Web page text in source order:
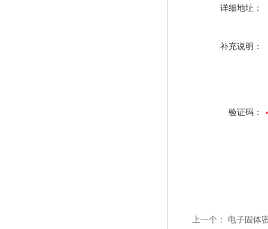
详细地址：
补充说明：
验证码：
上一个： 电子固体